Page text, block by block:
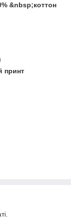
&nbsp;коттон
принт